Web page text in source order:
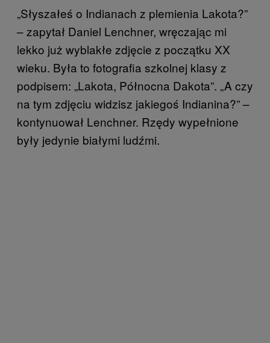
„Słyszałeś o Indianach z plemienia Lakota?”
– zapytał Daniel Lenchner, wręczając mi
lekko już wyblakłe zdjęcie z początku XX
wieku. Była to fotografia szkolnej klasy z
podpisem: „Lakota, Północna Dakota”. „A czy
na tym zdjęciu widzisz jakiegoś Indianina?” –
kontynuował Lenchner. Rzędy wypełnione
były jedynie białymi ludźmi.